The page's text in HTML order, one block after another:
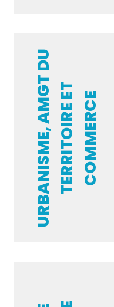
U
R
B
A
N
I
S
M
E
,
A
M
G
T
D
U
T
E
R
R
I
T
O
I
R
E E
T
C
O
M
M
E
R
C E